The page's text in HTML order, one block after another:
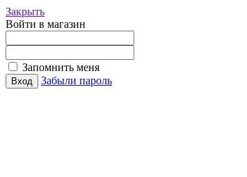
Закрыть
Войти в магазин
Запомнить меня
Забыли пароль